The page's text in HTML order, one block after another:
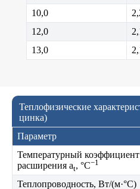
10,0
12,0
13,0
Теплофизические
цинка)
Параметр
Температурный
расширения at, °C−1
Теплопроводность, Вт/(м·°C)